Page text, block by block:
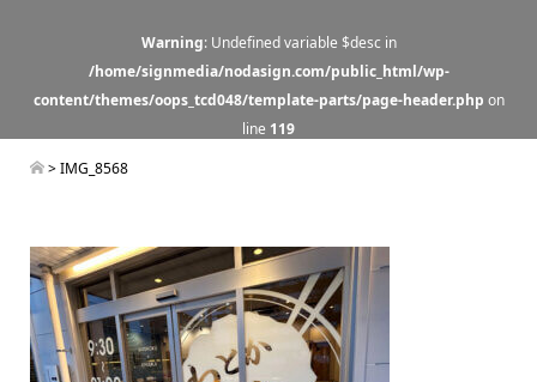
Warning: Undefined variable $desc in
/home/signmedia/nodasign.com/public_html/wp-
content/themes/oops_tcd048/template-parts/page-header.php on
line 119
> IMG_8568